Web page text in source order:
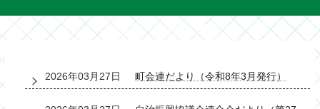
2026年03月27日 町会連だより（令和8年3月発行）